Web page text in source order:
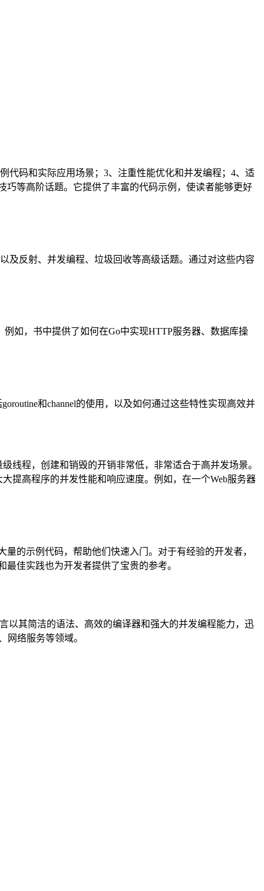
代码和实际应用场景；3、注重性能优化和并发编程；4、适
等高阶话题。它提供了丰富的代码示例，使读者能够更好
及反射、并发编程、垃圾回收等高级话题。通过对这些内容
如，书中提供了如何在Go中实现HTTP服务器、数据库操
和channel的使用，以及如何通过这些特性实现高效并
线程，创建和销毁的开销非常低，非常适合于高并发场景。
提高程序的并发性能和响应速度。例如，在一个Web服务器
的示例代码，帮助他们快速入门。对于有经验的开发者，
佳实践也为开发者提供了宝贵的参考。
以其简洁的语法、高效的编译器和强大的并发编程能力，迅
网络服务等领域。